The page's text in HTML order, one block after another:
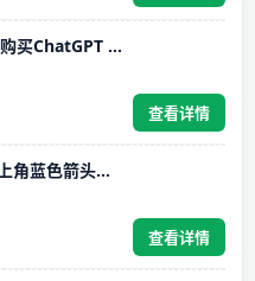
国内用户怎么付费购买ChatGPT Plus
查看详情
苹果iOS15系统左上角蓝色箭头怎么关闭
查看详情